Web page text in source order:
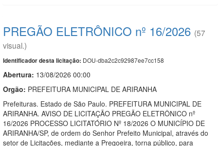
PREGÃO ELETRÔNICO nº 16/2026 (57
visual.)
Identificador desta licitação: DOU-dba2c2c92987ee7cc158
Abertura: 13/08/2026 00:00
Orgão: PREFEITURA MUNICIPAL DE ARIRANHA
Prefeituras. Estado de São Paulo. PREFEITURA MUNICIPAL DE
ARIRANHA. AVISO DE LICITAÇÃO PREGÃO ELETRÔNICO nº
16/2026 PROCESSO LICITATÓRIO Nº 18/2026 O MUNICÍPIO DE
ARIRANHA/SP, de ordem do Senhor Prefeito Municipal, através do
setor de Licitações, mediante a Pregoeira, torna público, para